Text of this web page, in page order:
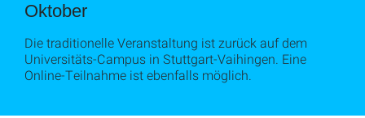
Oktober
Die traditionelle Veranstaltung ist zurück auf dem
Universitäts-Campus in Stuttgart-Vaihingen. Eine
Online-Teilnahme ist ebenfalls möglich.